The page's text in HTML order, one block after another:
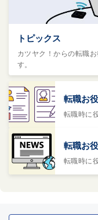
トピックス
カツヤク！からの転職
す。
転職お
転職時に
転職お
転職時に